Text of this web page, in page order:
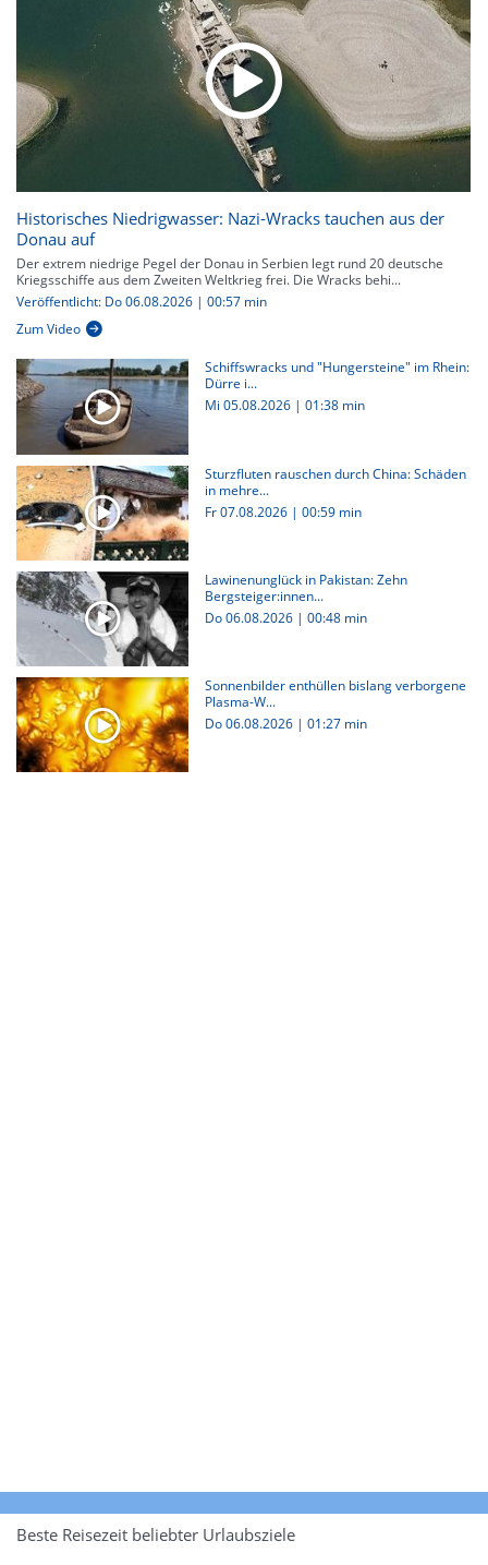
Historisches Niedrigwasser: Nazi-Wracks tauchen aus der
Donau auf
Der extrem niedrige Pegel der Donau in Serbien legt rund 20 deutsche
Kriegsschiffe aus dem Zweiten Weltkrieg frei. Die Wracks behi...
Veröffentlicht: Do 06.08.2026 | 00:57 min
Zum Video
Schiffswracks und "Hungersteine" im Rhein:
Dürre i...
Mi 05.08.2026 | 01:38 min
Sturzfluten rauschen durch China: Schäden
in mehre...
Fr 07.08.2026 | 00:59 min
Lawinenunglück in Pakistan: Zehn
Bergsteiger:innen...
Do 06.08.2026 | 00:48 min
Sonnenbilder enthüllen bislang verborgene
Plasma-W...
Do 06.08.2026 | 01:27 min
Beste Reisezeit beliebter Urlaubsziele